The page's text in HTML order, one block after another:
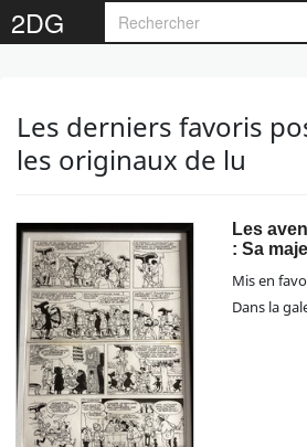
2DG
Les derniers favoris
les originaux de lu
Les
: Sa
Mis en
Dans la